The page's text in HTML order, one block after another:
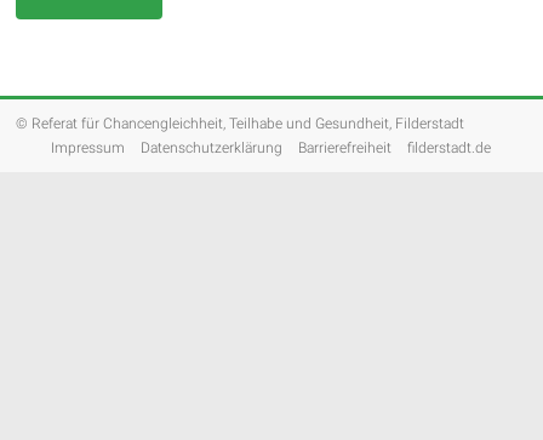
© Referat für Chancengleichheit, Teilhabe und Gesundheit, Filderstadt
Impressum
Datenschutzerklärung Barrierefreiheit filderstadt.de